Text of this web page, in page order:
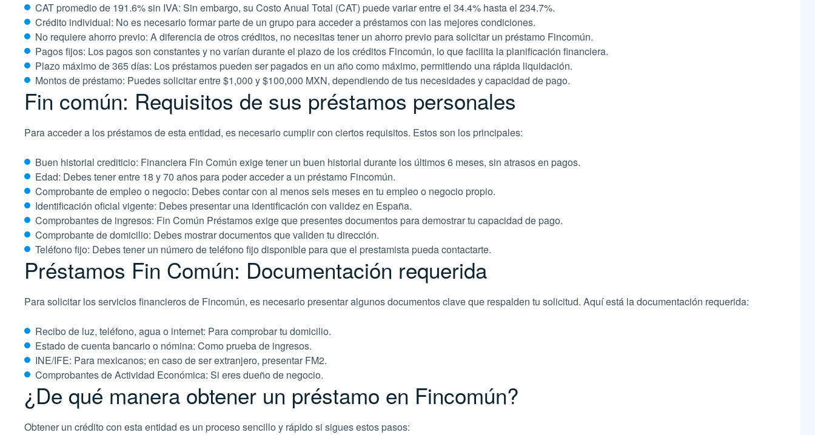
CAT promedio de 191.6% sin IVA: Sin embargo, su Costo Anual Total (CAT) puede variar entre el 34.4% hasta el 234.7%.
Crédito individual: No es necesario formar parte de un grupo para acceder a préstamos con las mejores condiciones.
No requiere ahorro previo: A diferencia de otros créditos, no necesitas tener un ahorro previo para solicitar un préstamo Fincomún.
Pagos fijos: Los pagos son constantes y no varían durante el plazo de los créditos Fincomún, lo que facilita la planificación financiera.
Plazo máximo de 365 días: Los préstamos pueden ser pagados en un año como máximo, permitiendo una rápida liquidación.
Montos de préstamo: Puedes solicitar entre $1,000 y $100,000 MXN, dependiendo de tus necesidades y capacidad de pago.
Fin común: Requisitos de sus préstamos personales
Para acceder a los préstamos de esta entidad, es necesario cumplir con ciertos requisitos. Estos son los principales:
Buen historial crediticio: Financiera Fin Común exige tener un buen historial durante los últimos 6 meses, sin atrasos en pagos.
Edad: Debes tener entre 18 y 70 años para poder acceder a un préstamo Fincomún.
Comprobante de empleo o negocio: Debes contar con al menos seis meses en tu empleo o negocio propio.
Identificación oficial vigente: Debes presentar una identificación con validez en España.
Comprobantes de ingresos: Fin Común Préstamos exige que presentes documentos para demostrar tu capacidad de pago.
Comprobante de domicilio: Debes mostrar documentos que validen tu dirección.
Teléfono fijo: Debes tener un número de teléfono fijo disponible para que el prestamista pueda contactarte.
Préstamos Fin Común: Documentación requerida
Para solicitar los servicios financieros de Fincomún, es necesario presentar algunos documentos clave que respalden tu solicitud. Aquí está la documentación requerida:
Recibo de luz, teléfono, agua o internet: Para comprobar tu domicilio.
Estado de cuenta bancario o nómina: Como prueba de ingresos.
INE/IFE: Para mexicanos; en caso de ser extranjero, presentar FM2.
Comprobantes de Actividad Económica: Si eres dueño de negocio.
¿De qué manera obtener un préstamo en Fincomún?
Obtener un crédito con esta entidad es un proceso sencillo y rápido si sigues estos pasos: